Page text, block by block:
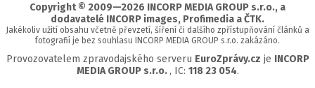
Copyright © 2009—2026 INCORP MEDIA GROUP s.r.o., a
dodavatelé INCORP images, Profimedia a ČTK.
Jakékoliv užití obsahu včetně převzetí, šíření či dalšího zpřístupňování článků a
fotografií je bez souhlasu INCORP MEDIA GROUP s.r.o. zakázáno.
Provozovatelem zpravodajského serveru EuroZprávy.cz je INCORP
MEDIA GROUP s.r.o. , IC: 118 23 054.